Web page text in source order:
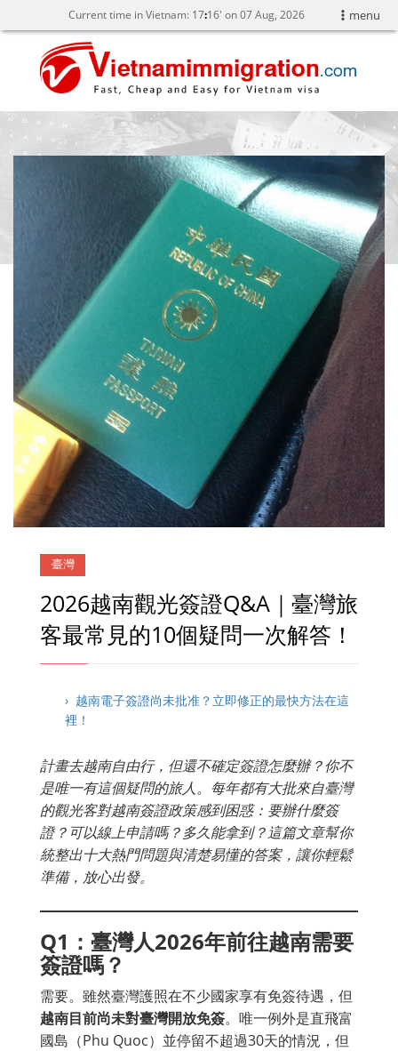
menu
Current time in Vietnam: 17 16' on 07 Aug, 2026
臺灣
2026越南觀光簽證Q&A｜臺灣旅
客最常見的10個疑問一次解答！
› 越南電子簽證尚未批准？立即修正的最快方法在這
裡！
計畫去越南自由行，但還不確定簽證怎麼辦？你不
是唯一有這個疑問的旅人。每年都有大批來自臺灣
的觀光客對越南簽證政策感到困惑：要辦什麼簽
證？可以線上申請嗎？多久能拿到？這篇文章幫你
統整出十大熱門問題與清楚易懂的答案，讓你輕鬆
準備，放心出發。
Q1：臺灣人2026年前往越南需要
簽證嗎？
需要。雖然臺灣護照在不少國家享有免簽待遇，但
越南目前尚未對臺灣開放免簽。唯一例外是直飛富
國島（Phu Quoc）並停留不超過30天的情況，但